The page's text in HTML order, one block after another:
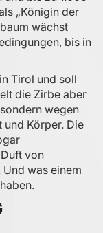
„Königin der
wächst
bis in
Tirol und soll
die Zirbe aber
wegen
Körper. Die
von
was einem